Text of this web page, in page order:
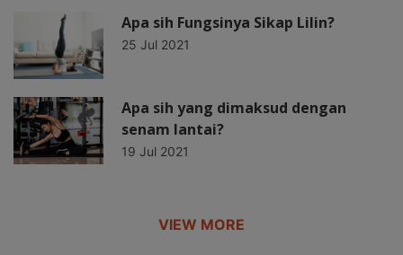
Apa sih Fungsinya Sikap Lilin?
25 Jul 2021
Apa sih yang dimaksud dengan
senam lantai?
19 Jul 2021
VIEW MORE